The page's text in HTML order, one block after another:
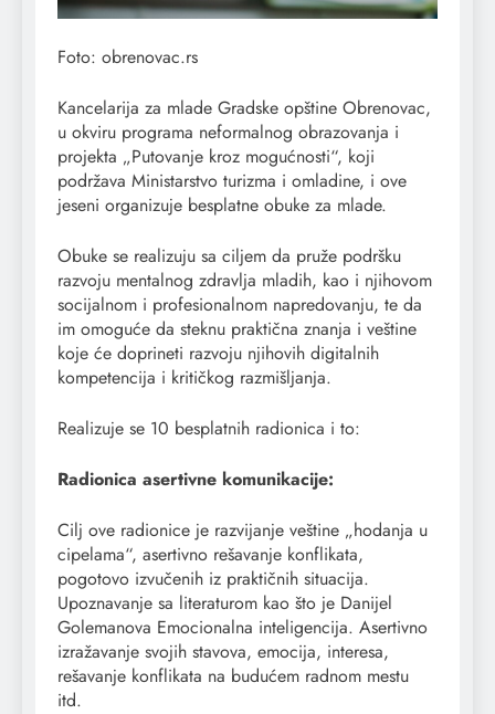
Foto: obrenovac.rs
Kancelarija za mlade Gradske opštine Obrenovac,
u okviru programa neformalnog obrazovanja i
projekta „Putovanje kroz mogućnosti“, koji
podržava Ministarstvo turizma i omladine, i ove
jeseni organizuje besplatne obuke za mlade.
Obuke se realizuju sa ciljem da pruže podršku
razvoju mentalnog zdravlja mladih, kao i njihovom
socijalnom i profesionalnom napredovanju, te da
im omoguće da steknu praktična znanja i veštine
koje će doprineti razvoju njihovih digitalnih
kompetencija i kritičkog razmišljanja.
Realizuje se 10 besplatnih radionica i to:
Radionica asertivne komunikacije:
Cilj ove radionice je razvijanje veštine „hodanja u
cipelama“, asertivno rešavanje konflikata,
pogotovo izvučenih iz praktičnih situacija.
Upoznavanje sa literaturom kao što je Danijel
Golemanova Emocionalna inteligencija. Asertivno
izražavanje svojih stavova, emocija, interesa,
rešavanje konflikata na budućem radnom mestu
itd.